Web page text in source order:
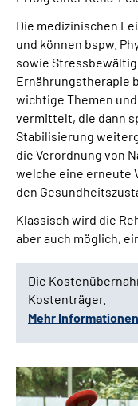
Die medizinischen
und können bspw.
sowie
Ernährungstherapie
wichtige Themen
vermittelt, die dann
Stabilisierung
die Verordnung von
welche eine erneute
den
Klassisch wird die
aber auch möglich,
Die
Kostenträger.
Mehr